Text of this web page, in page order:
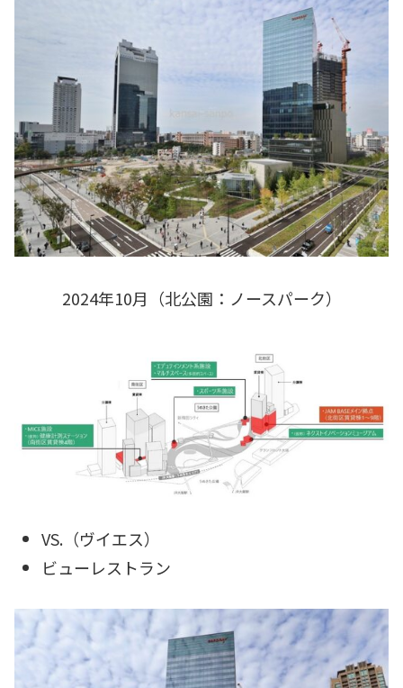
2024年10月（北公園：ノースパーク）
VS.（ヴイエス）
ビューレストラン